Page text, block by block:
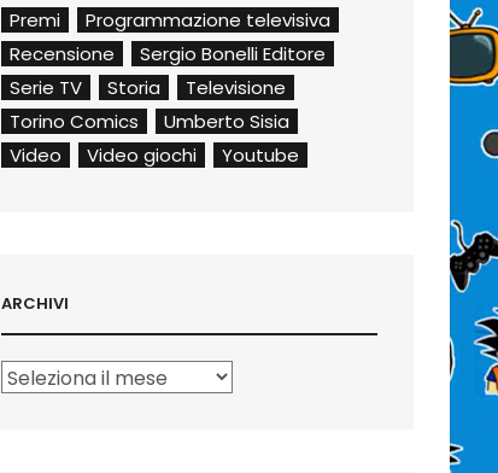
Premi
Programmazione televisiva
Recensione
Sergio Bonelli Editore
Serie TV
Storia
Televisione
Torino Comics
Umberto Sisia
Video
Video giochi Youtube
ARCHIVI
Archivi